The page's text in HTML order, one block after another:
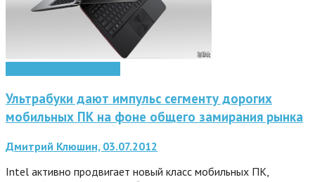
Ультрабуки дают импульс сегменту дорогих
мобильных ПК на фоне общего замирания рынка
Дмитрий Клюшин, 03.07.2012
Intel активно продвигает новый класс мобильных ПК,